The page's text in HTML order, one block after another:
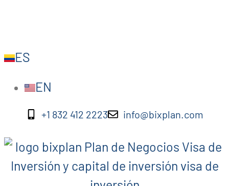
ES
EN
+1 832 412 2223 info@bixplan.com